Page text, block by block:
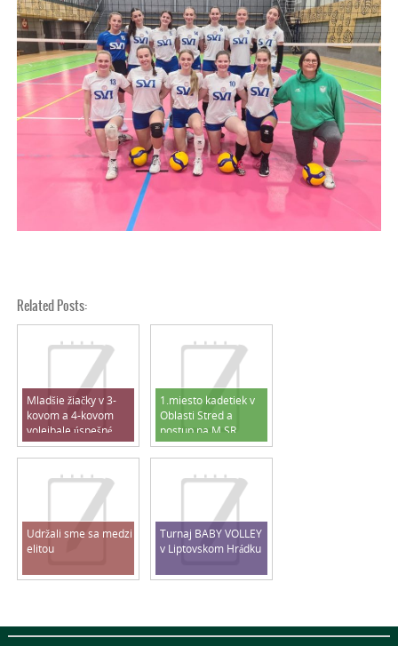
Related Posts:
Mladšie žiačky v 3-
kovom a 4-kovom
volejbale úspešné
1.miesto kadetiek v
Oblasti Stred a
postup na M SR
2025/2026
Udržali sme sa medzi
elitou
Turnaj BABY VOLLEY
v Liptovskom Hrádku